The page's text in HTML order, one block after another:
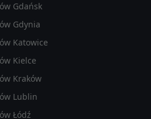
Gdańsk
Gdynia
Katowice
Kielce
Kraków
Lublin
Łódź